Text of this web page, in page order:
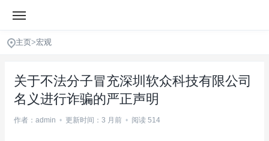
主页>宏观
关于不法分子冒充深圳软众科技有限公司
名义进行诈骗的严正声明
作者：admin • 更新时间：3 月前 • 阅读 514